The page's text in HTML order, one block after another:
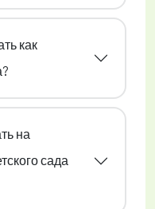
как
на
сада